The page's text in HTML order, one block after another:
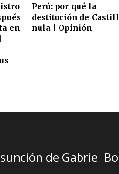
en
Perú: por qué la
destitución de
nula | Opinión
de Gabriel